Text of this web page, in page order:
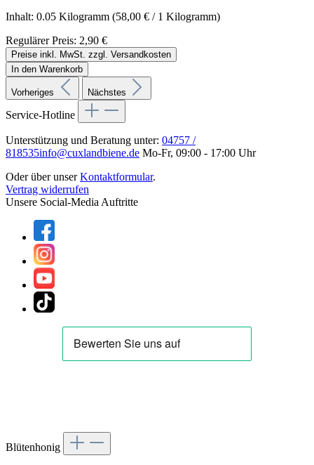
Inhalt: 0.05 Kilogramm (58,00 € / 1 Kilogramm)
Regulärer Preis: 2,90 €
Preise inkl. MwSt. zzgl. Versandkosten
In den Warenkorb
Vorheriges Nächstes
Service-Hotline
Unterstützung und Beratung unter: 04757 /
818535info@cuxlandbiene.de Mo-Fr, 09:00 - 17:00 Uhr
Oder über unserKontaktformular.
Vertrag widerrufen
Unsere Social-Media Auftritte
Blütenhonig